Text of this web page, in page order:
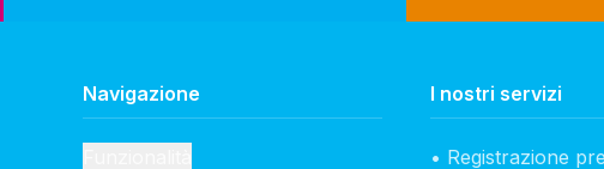
Navigazione I nostri servizi
• Registrazione